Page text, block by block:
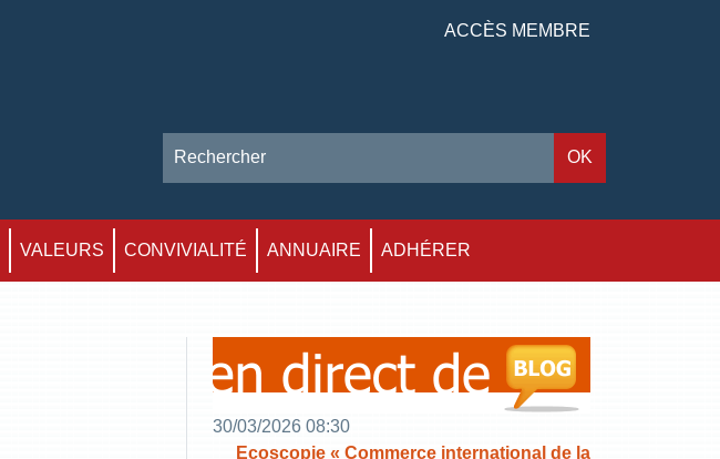
ACCÈS MEMBRE
VALEURS CONVIVIALITÉ ANNUAIRE ADHÉRER
30/03/2026 08:30
Ecoscopie « Commerce international de la